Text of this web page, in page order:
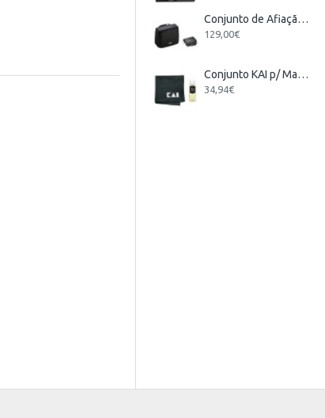
Conjunto de Afiação Elétrico KAI
129,00€
Conjunto KAI p/ Manutenção de Facas
34,94€